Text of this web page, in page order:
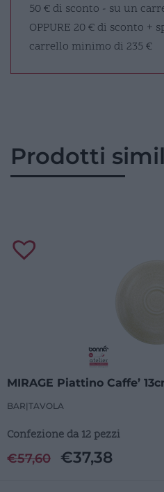
50 € di sconto - su un
OPPURE 20 € di sconto +
carrello minimo di 235 €
Prodotti
MIRAGE Piattino Caffe’
BAR|TAVOLA
Confezione da 12 pezzi
€57,60 €37,38